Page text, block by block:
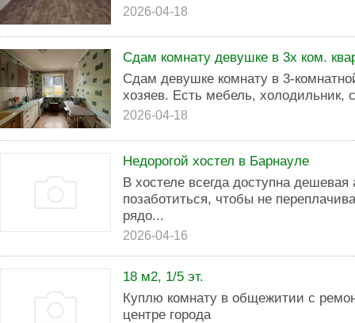
2026-04-18
Сдам комнату девушке в 3х ком.
Сдам девушке комнату в 3-
хозяев. Есть мебель, холодильник,
2026-04-18
Недорогой хостел в Барнауле
В хостеле всегда доступна
позаботиться, чтобы не
рядо...
2026-04-16
18 м2, 1/5 эт.
Куплю комнату в общежитии с
центре города